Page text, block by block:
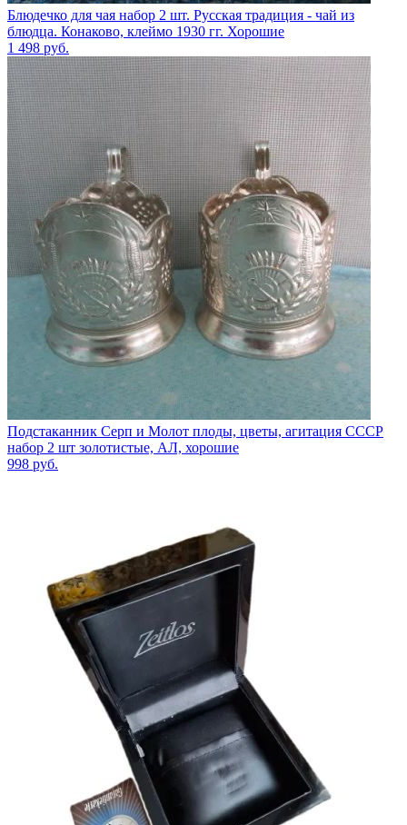
Блюдечко для чая набор 2 шт. Русская традиция - чай из
блюдца. Конаково, клеймо 1930 гг. Хорошие
1 498 руб.
Подстаканник Серп и Молот плоды, цветы, агитация СССР
набор 2 шт золотистые, АЛ, хорошие
998 руб.